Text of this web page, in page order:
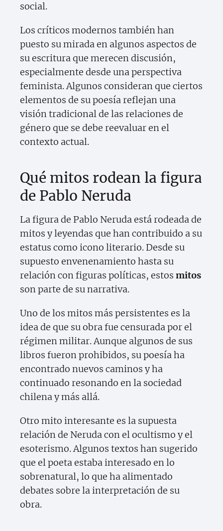
social.
Los críticos modernos también han
puesto su mirada en algunos aspectos de
su escritura que merecen discusión,
especialmente desde una perspectiva
feminista. Algunos consideran que ciertos
elementos de su poesía reflejan una
visión tradicional de las relaciones de
género que se debe reevaluar en el
contexto actual.
Qué mitos rodean la figura
de Pablo Neruda
La figura de Pablo Neruda está rodeada de
mitos y leyendas que han contribuido a su
estatus como icono literario. Desde su
supuesto envenenamiento hasta su
relación con figuras políticas, estos mitos
son parte de su narrativa.
Uno de los mitos más persistentes es la
idea de que su obra fue censurada por el
régimen militar. Aunque algunos de sus
libros fueron prohibidos, su poesía ha
encontrado nuevos caminos y ha
continuado resonando en la sociedad
chilena y más allá.
Otro mito interesante es la supuesta
relación de Neruda con el ocultismo y el
esoterismo. Algunos textos han sugerido
que el poeta estaba interesado en lo
sobrenatural, lo que ha alimentado
debates sobre la interpretación de su
obra.